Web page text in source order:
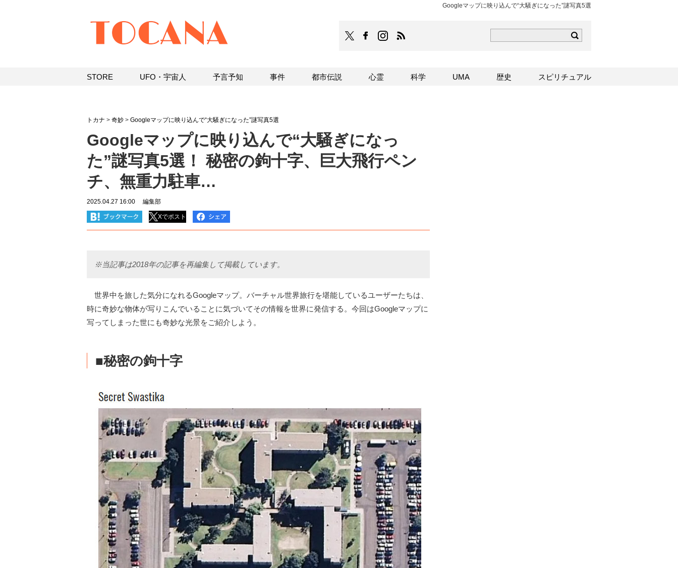
Googleマップに映り込んで“大騒ぎになった”謎写真5選
TOCANAのFacebookはこちら
TOCANAのinstagramはこちら
トカナ > 奇妙 > Googleマップに映り込んで“大騒ぎになった”謎写真5選
Googleマップに映り込んで“大騒ぎになっ
た”謎写真5選！ 秘密の鉤十字、巨大飛行ペン
チ、無重力駐車…
2025.04.27 16:00 編集部
Xでポスト
※当記事は2018年の記事を再編集して掲載しています。
世界中を旅した気分になれるGoogleマップ。バーチャル世界旅行を堪能しているユーザーたちは、
時に奇妙な物体が写りこんでいることに気づいてその情報を世界に発信する。今回はGoogleマップに
写ってしまった世にも奇妙な光景をご紹介しよう。
■秘密の鉤十字
STORE UFO・宇宙人 予言予知 事件 都市伝説 心霊 科学 UMA 歴史 スピリチュアル